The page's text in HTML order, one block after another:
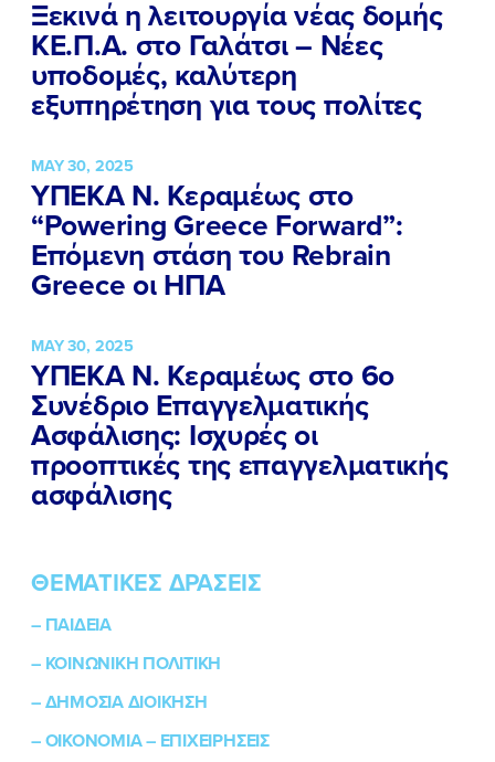
Ξεκινά η λειτουργία νέας δομής
ΚΕ.Π.Α. στο Γαλάτσι – Νέες
υποδομές, καλύτερη
εξυπηρέτηση για τους πολίτες
MAY 30, 2025
ΥΠΕΚΑ Ν. Κεραμέως στο
“Powering Greece Forward”:
Επόμενη στάση του Rebrain
Greece οι ΗΠΑ
MAY 30, 2025
ΥΠΕΚΑ Ν. Κεραμέως στο 6ο
Συνέδριο Επαγγελματικής
Ασφάλισης: Ισχυρές οι
προοπτικές της επαγγελματικής
ασφάλισης
ΘΕΜΑΤΙΚΕΣ ΔΡΑΣΕΙΣ
– ΠΑΙΔΕΙΑ
– ΚΟΙΝΩΝΙΚΗ ΠΟΛΙΤΙΚΗ
–ΔΗΜΟΣΙΑ ΔΙΟΙΚΗΣΗ
–ΟΙΚΟΝΟΜΙΑ – ΕΠΙΧΕΙΡΗΣΕΙΣ